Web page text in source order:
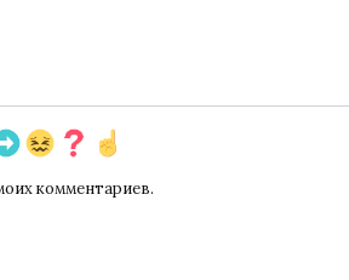
комментариев.